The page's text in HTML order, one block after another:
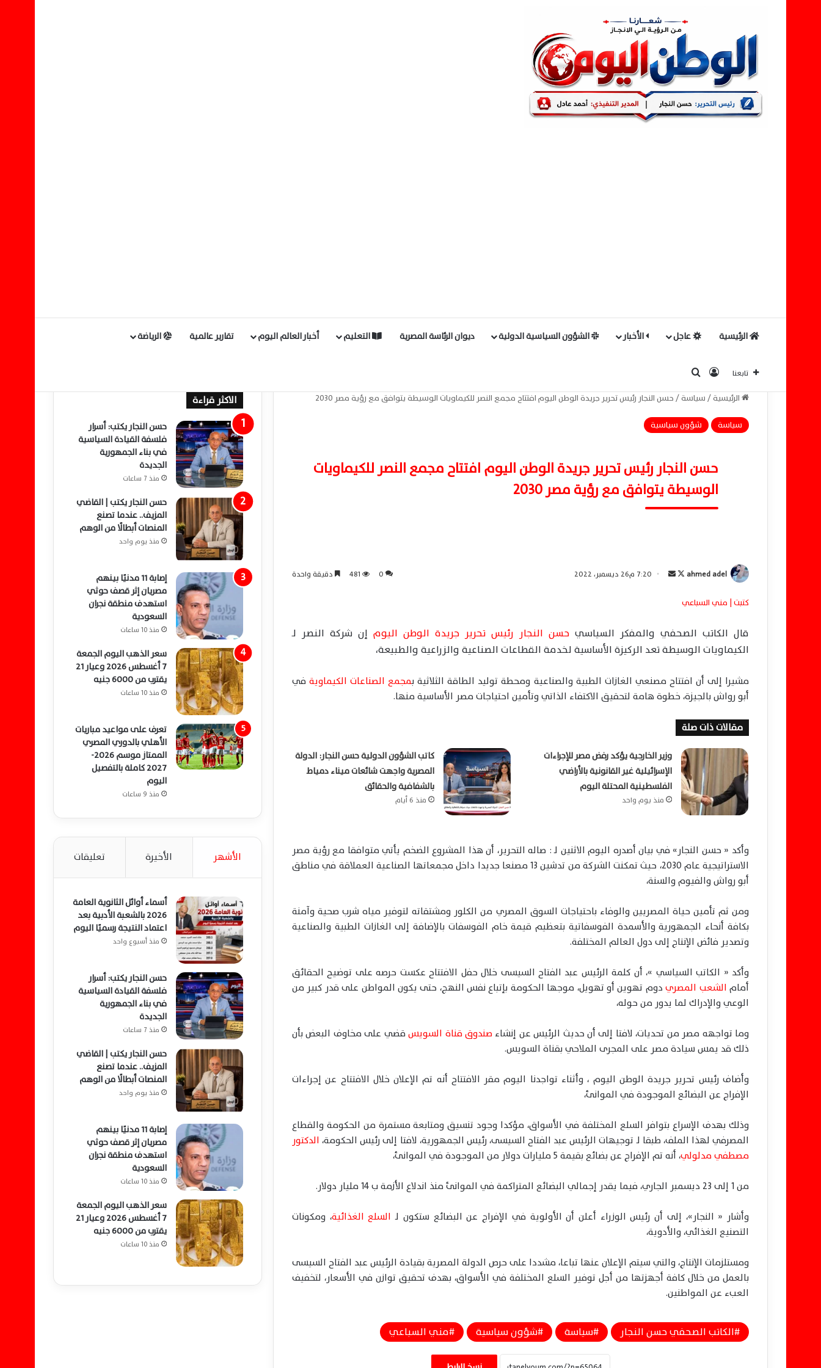
الرئيسية عاجل الأخبار الشؤون السياسية الدولية ديوان الرئاسة المصرية التعليم أخبار العالم اليوم تقارير عالمية الرياضة
تابعنا تسجيل الدخول
الرئيسية/سياسة/حسن النجار رئيس تحرير جريدة الوطن اليوم افتتاح مجمع النصر للكيماويات الوسيطة يتوافق مع رؤية مصر ٢٠٣٠
سياسة
شؤون سياسية
حسن النجار رئيس تحرير جريدة الوطن اليوم افتتاح مجمع النصر للكيماويات
الوسيطة يتوافق مع رؤية مصر ٢٠٣٠
ahmed adel
ت
ع
ل
X
ب
ر
د
ت
ر
و
ن
7:20 م26 ديسمبر، 2022 0
481 دقيقة واحدة
كتبت | مني السباعي
قال الكاتب الصحفي والمفكر السياسي حسن النجار رئيس تحرير جريدة الوطن اليوم إن شركة النصر لـ
الكيماويات الوسيطة تعد الركيزة الأساسية لخدمة القطاعات الصناعية والزراعية والطبيعة،
مشيرا إلى أن افتتاح مصنعي الغازات الطبية والصناعية ومحطة توليد الطاقة الثلاثية بمجمع الصناعات الكيماويةفي
أبو رواش بالجيزة، خطوة هامة لتحقيق الاكتفاء الذاتي وتأمين احتياجات مصر الأساسية منها.
مقالات ذات صلة
وزير الخارجية يؤكد رفض مصر للإجراءات
الإسرائيلية غير القانونية بالأراضي
الفلسطينية المحتلة اليوم
منذ يوم واحد
كاتب الشؤون الدولية حسن النجار: الدولة
المصرية واجهت شائعات ميناء دمياط
بالشفافية والحقائق
منذ 6 أيام
وأكد « حسن النجار» في بيان أصدره اليوم الاثنين لـ : صاله التحرير، أن هذا المشروع الضخم يأتي متوافقا مع رؤية مصر
الاستراتيجية عام 2030، حيث تمكنت الشركة من تدشين 13 مصنعا جديدا داخل مجمعاتها الصناعية العملاقة في مناطق
أبو رواش والفيوم والسنة،
ومن ثم تأمين حياة المصريين والوفاء باحتياجات السوق المصري من الكلور ومشتقاته لتوفير مياه شرب صحية وآمنة
بكافة أنحاء الجمهورية والأسمدة الفوسفاتية بتعظيم قيمة خام الفوسفات بالإضافة إلى الغازات الطبية والصناعية
وتصدير فائض الإنتاج إلى دول العالم المختلفة.
وأكد « الكاتب السياسي »، أن كلمة الرئيس عبد الفتاح السيسى خلال حفل الافتتاح عكست حرصه على توضيح الحقائق
أمامالشعب المصريدوم تهوين أو تهويل، موجها الحكومة بإتباع نفس النهج، حتى يكون المواطن على قدر كبير من
الوعي والإدراك لما يدور من حوله،
وما تواجهه مصر من تحديات، لافتا إلى أن حديث الرئيس عن إنشاء صندوق قناة السويسقضي على مخاوف البعض بأن
ذلك قد يمس سيادة مصر على المجرى الملاحي بقناة السويس.
وأضاف رئيس تحرير جريدة الوطن اليوم ، وأثناء تواجدنا اليوم مقر الافتتاح أنه تم الإعلان خلال الافتتاح عن إجراءات
الإفراج عن البضائع الموجودة في الموانئ،
وذلك بهدف الإسراع بتوافر السلع المختلفة في الأسواق، مؤكدا وجود تنسيق ومتابعة مستمرة من الحكومة والقطاع
المصرفي لهذا الملف، طبقا لـ توجيهات الرئيس عبد الفتاح السيسى، رئيس الجمهورية، لافتا إلى رئيس الحكومة،الدكتور
مصطفي مدلولي، أنه تم الإفراج عن بضائع بقيمة 5 مليارات دولار من الموجودة في الموانئ،
من 1 إلى 23 ديسمبر الجاري، فيما يقدر إجمالي البضائع المتراكمة في الموانئ منذ اندلاع الأزمة ب 14 مليار دولار.
وأشار « النجار»، إلى أن رئيس الوزراء أعلن أن الأولوية في الإفراج عن البضائع ستكون لـالسلع الغذائية، ومكونات
التصنيع الغذائي، والأدوية،
ومستلزمات الإنتاج، والتي سيتم الإعلان عنها تباعا، مشددا على حرص الدولة المصرية بقيادة الرئيس عبد الفتاح السيسى
بالعمل من خلال كافة أجهزتها من أجل توفير السلع المختلفة في الأسواق، بهدف تحقيق توازن في الأسعار، لتخفيف
العبء عن المواطنين.
الكاتب الصحفي حسن النجار سياسة شؤون سياسية مني السباعي
عبدالعاطي يؤكد من مانيلا ضرورة توحيد
الجهود الدولية لمواجهة الإرهاب والتحديات
العابرة للحدود
الاكثر قراءة
حسن النجار يكتب: أسرار
فلسفة القيادة السياسية
في بناء الجمهورية
الجديدة
منذ 7 ساعات
حسن النجار يكتب | القاضي
المزيف.. عندما تصنع
المنصات أبطالًا من الوهم
منذ يوم واحد
إصابة 11 مدنيًا بينهم
مصريان إثر قصف حوثي
استهدف منطقة نجران
السعودية
منذ 10 ساعات
سعر الذهب اليوم الجمعة
7 أغسطس 2026 وعيار 21
يقترب من 6000 جنيه
منذ 10 ساعات
تعرف على مواعيد مباريات
الأهلي بالدوري المصري
الممتاز موسم 2026-
2027 كاملة بالتفصيل
اليوم
منذ 9 ساعات
الأشهر الأخيرة تعليقات
أسماء أوائل الثانوية العامة
2026 بالشعبة الأدبية بعد
اعتماد النتيجة رسميًا اليوم
منذ أسبوع واحد
حسن النجار يكتب: أسرار
فلسفة القيادة السياسية
في بناء الجمهورية
الجديدة
منذ 7 ساعات
حسن النجار يكتب | القاضي
المزيف.. عندما تصنع
المنصات أبطالًا من الوهم
منذ يوم واحد
إصابة 11 مدنيًا بينهم
مصريان إثر قصف حوثي
استهدف منطقة نجران
السعودية
منذ 10 ساعات
سعر الذهب اليوم الجمعة
7 أغسطس 2026 وعيار 21
يقترب من 6000 جنيه
منذ 10 ساعات